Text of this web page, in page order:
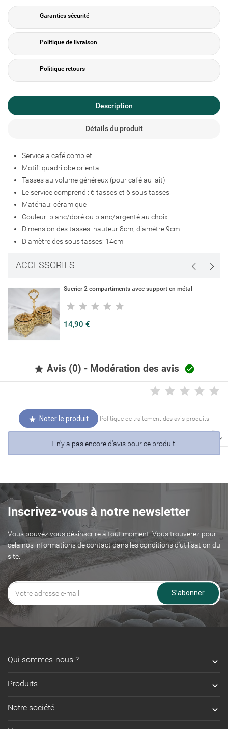
Garanties sécurité
Politique de livraison
Politique retours
Description
Détails du produit
Service a café complet
Motif: quadrilobe oriental
Tasses au volume généreux (pour café au lait)
Le service comprend : 6 tasses et 6 sous tasses
Matériau: céramique
Couleur: blanc/doré ou blanc/argenté au choix
Dimension des tasses: hauteur 8cm, diamètre 9cm
Diamètre des sous tasses: 14cm
ACCESSORIES
Sucrier 2 compartiments avec support en métal
14,90 €
 Avis (0) - Modération des avis 
 Noter le produit Politique de traitement des avis produits

Il n'y a pas encore d'avis pour ce produit.
Inscrivez-vous à notre newsletter
Vous pouvez vous désinscrire à tout moment. Vous trouverez pour
cela nos informations de contact dans les conditions d'utilisation du
site.
S’abonner
Qui sommes-nous ? 
Produits 
Notre société 
add_circle_outlineCréer une nouvelle liste
Créer une liste d'envies
Créer une liste d'envies
Connexion